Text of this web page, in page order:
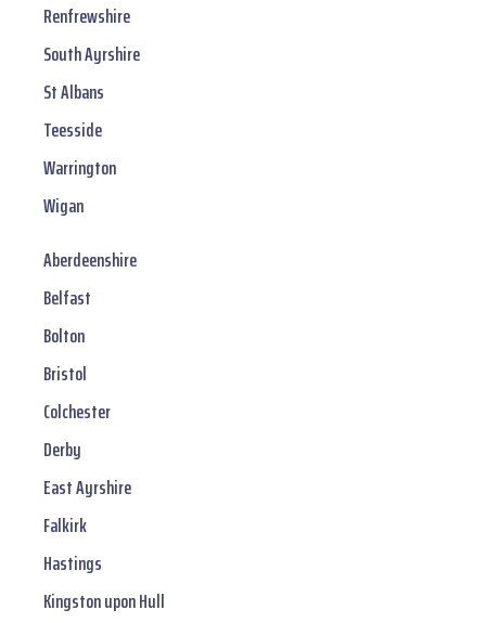
Renfrewshire
South Ayrshire
St Albans
Teesside
Warrington
Wigan
Aberdeenshire
Belfast
Bolton
Bristol
Colchester
Derby
East Ayrshire
Falkirk
Hastings
Kingston upon Hull